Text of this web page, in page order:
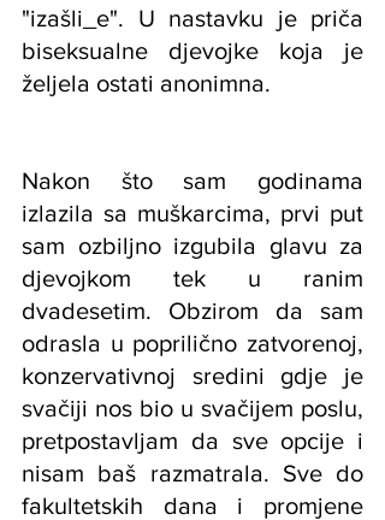
"izašli_e". U nastavku je priča
biseksualne djevojke koja je
željela ostati anonimna.
Nakon što sam godinama
izlazila sa muškarcima, prvi put
sam ozbiljno izgubila glavu za
djevojkom tek u ranim
dvadesetim. Obzirom da sam
odrasla u poprilično zatvorenoj,
konzervativnoj sredini gdje je
svačiji nos bio u svačijem poslu,
pretpostavljam da sve opcije i
nisam baš razmatrala. Sve do
fakultetskih dana i promjene